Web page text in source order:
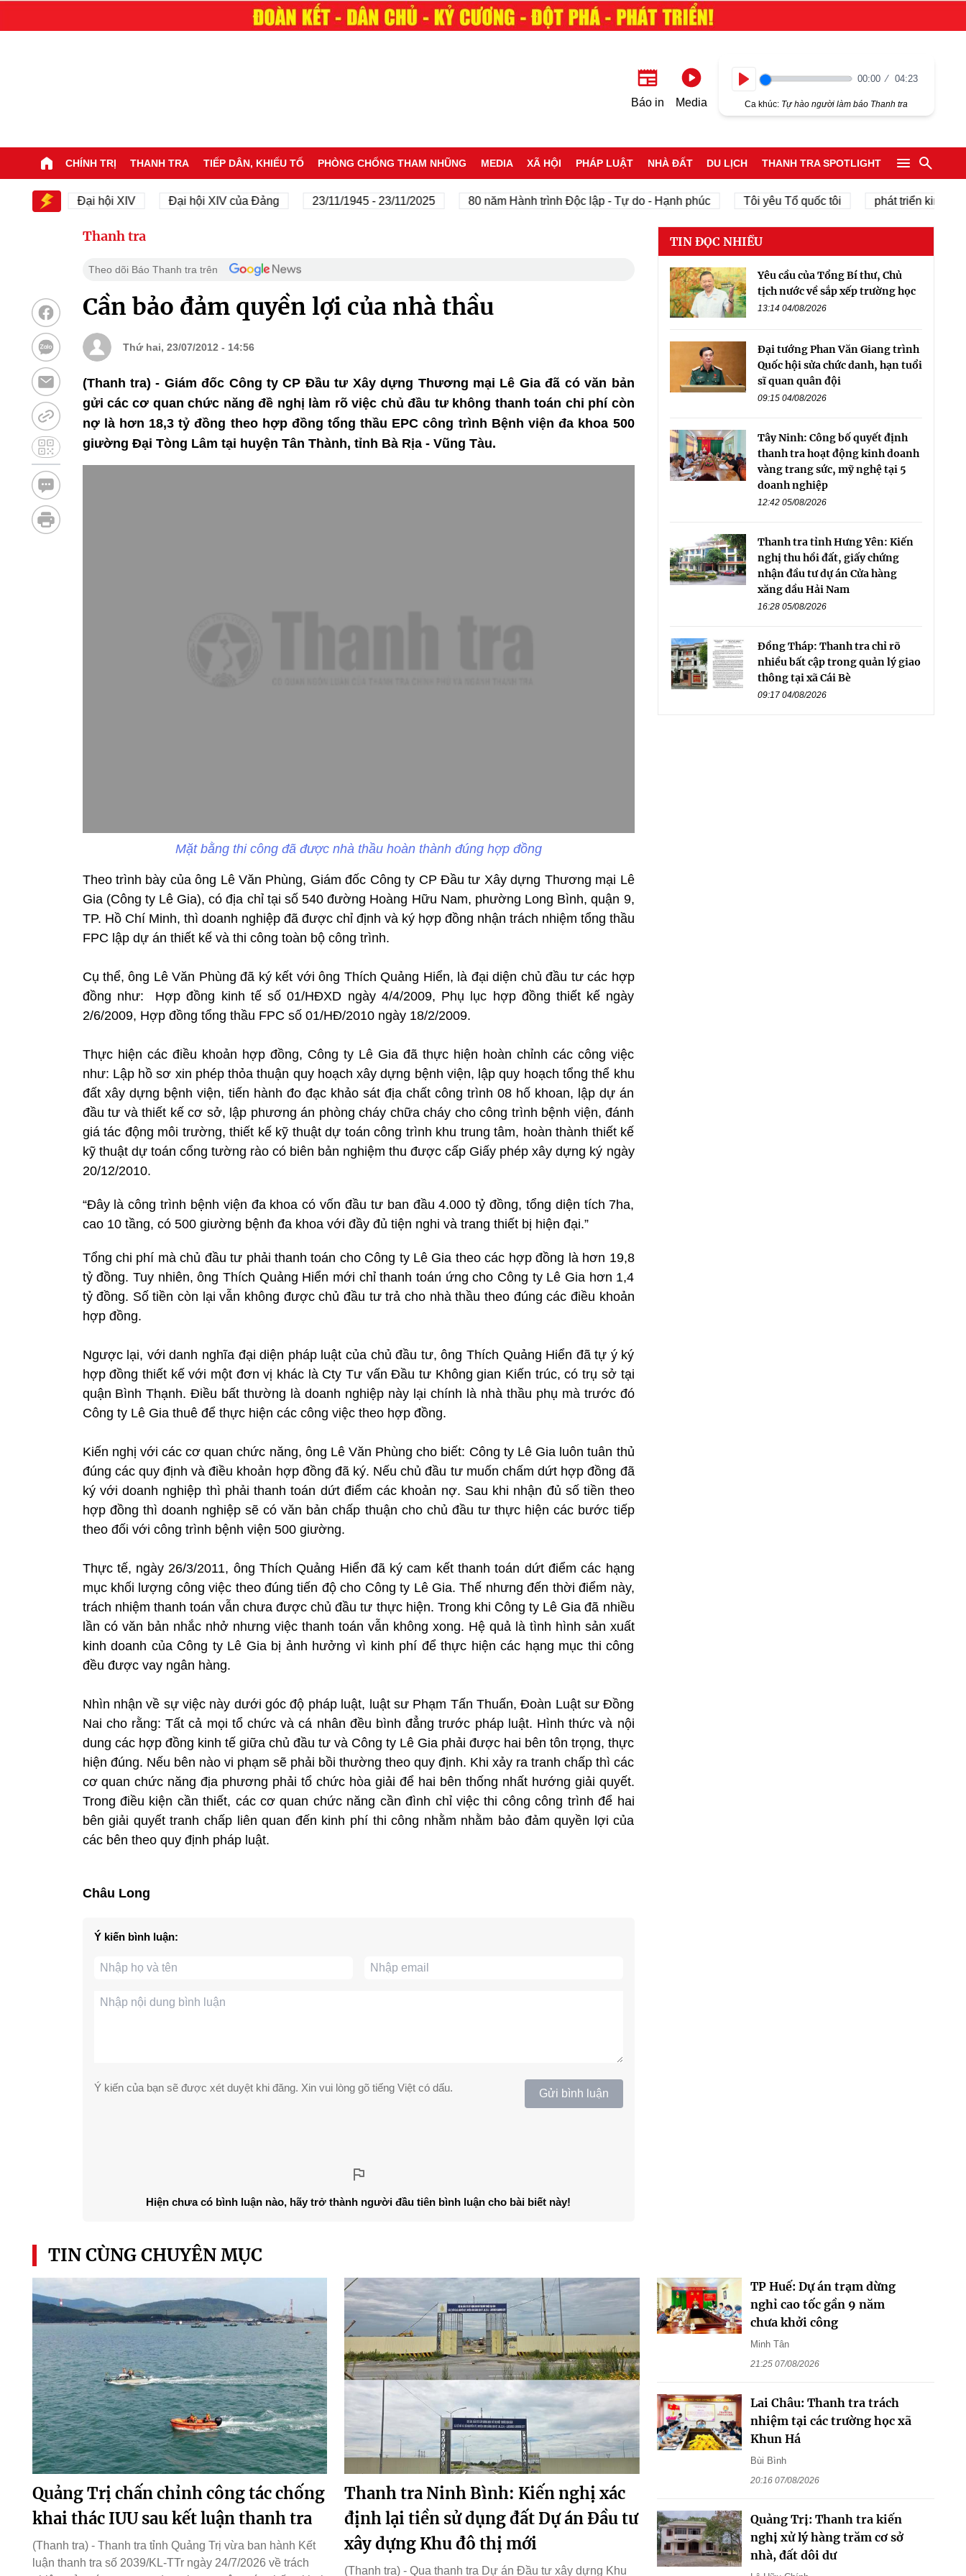
Báo in Media
00:00 04:23
Ca khúc: Tự hào người làm báo Thanh tra
CHÍNH TRỊ THANH TRA TIẾP DÂN, KHIẾU TỐ PHÒNG CHỐNG THAM NHŨNG MEDIA XÃ HỘI PHÁP LUẬT NHÀ ĐẤT DU LỊCH THANH TRA SPOTLIGHT
Đại hội XIV Đại hội XIV của Đảng 23/11/1945 - 23/11/2025 80 năm Hành trình Độc lập - Tự do - Hạnh phúc Tôi yêu Tổ quốc tôi phát triển kinh tế tư
Thanh tra
Theo dõi Báo Thanh tra trên
Cần bảo đảm quyền lợi của nhà thầu
Thứ hai, 23/07/2012 - 14:56
(Thanh tra) - Giám đốc Công ty CP Đầu tư Xây dựng Thương mại Lê Gia đã có văn bản
gửi các cơ quan chức năng đề nghị làm rõ việc chủ đầu tư không thanh toán chi phí còn
nợ là hơn 18,3 tỷ đồng theo hợp đồng tổng thầu EPC công trình Bệnh viện đa khoa 500
giường Đại Tòng Lâm tại huyện Tân Thành, tỉnh Bà Rịa - Vũng Tàu.
Mặt bằng thi công đã được nhà thầu hoàn thành đúng hợp đồng
Theo trình bày của ông Lê Văn Phùng, Giám đốc Công ty CP Đầu tư Xây dựng Thương mại Lê
Gia (Công ty Lê Gia), có địa chỉ tại số 540 đường Hoàng Hữu Nam, phường Long Bình, quận 9,
TP. Hồ Chí Minh, thì doanh nghiệp đã được chỉ định và ký hợp đồng nhận trách nhiệm tổng thầu
FPC lập dự án thiết kế và thi công toàn bộ công trình.
Cụ thể, ông Lê Văn Phùng đã ký kết với ông Thích Quảng Hiển, là đại diện chủ đầu tư các hợp
đồng như: Hợp đồng kinh tế số 01/HĐXD ngày 4/4/2009, Phụ lục hợp đồng thiết kế ngày
2/6/2009, Hợp đồng tổng thầu FPC số 01/HĐ/2010 ngày 18/2/2009.
Thực hiện các điều khoản hợp đồng, Công ty Lê Gia đã thực hiện hoàn chỉnh các công việc
như: Lập hồ sơ xin phép thỏa thuận quy hoạch xây dựng bệnh viện, lập quy hoạch tổng thể khu
đất xây dựng bệnh viện, tiến hành đo đạc khảo sát địa chất công trình 08 hố khoan, lập dự án
đầu tư và thiết kế cơ sở, lập phương án phòng cháy chữa cháy cho công trình bệnh viện, đánh
giá tác động môi trường, thiết kế kỹ thuật dự toán công trình khu trung tâm, hoàn thành thiết kế
kỹ thuật dự toán cổng tường rào có biên bản nghiệm thu được cấp Giấy phép xây dựng ký ngày
20/12/2010.
“Đây là công trình bệnh viện đa khoa có vốn đầu tư ban đầu 4.000 tỷ đồng, tổng diện tích 7ha,
cao 10 tầng, có 500 giường bệnh đa khoa với đầy đủ tiện nghi và trang thiết bị hiện đại.”
Tổng chi phí mà chủ đầu tư phải thanh toán cho Công ty Lê Gia theo các hợp đồng là hơn 19,8
tỷ đồng. Tuy nhiên, ông Thích Quảng Hiển mới chỉ thanh toán ứng cho Công ty Lê Gia hơn 1,4
tỷ đồng. Số tiền còn lại vẫn không được chủ đầu tư trả cho nhà thầu theo đúng các điều khoản
hợp đồng.
Ngược lại, với danh nghĩa đại diện pháp luật của chủ đầu tư, ông Thích Quảng Hiển đã tự ý ký
hợp đồng thiết kế với một đơn vị khác là Cty Tư vấn Đầu tư Không gian Kiến trúc, có trụ sở tại
quận Bình Thạnh. Điều bất thường là doanh nghiệp này lại chính là nhà thầu phụ mà trước đó
Công ty Lê Gia thuê để thực hiện các công việc theo hợp đồng.
Kiến nghị với các cơ quan chức năng, ông Lê Văn Phùng cho biết: Công ty Lê Gia luôn tuân thủ
đúng các quy định và điều khoản hợp đồng đã ký. Nếu chủ đầu tư muốn chấm dứt hợp đồng đã
ký với doanh nghiệp thì phải thanh toán dứt điểm các khoản nợ. Sau khi nhận đủ số tiền theo
hợp đồng thì doanh nghiệp sẽ có văn bản chấp thuận cho chủ đầu tư thực hiện các bước tiếp
theo đối với công trình bệnh viện 500 giường.
Thực tế, ngày 26/3/2011, ông Thích Quảng Hiển đã ký cam kết thanh toán dứt điểm các hạng
mục khối lượng công việc theo đúng tiến độ cho Công ty Lê Gia. Thế nhưng đến thời điểm này,
trách nhiệm thanh toán vẫn chưa được chủ đầu tư thực hiện. Trong khi Công ty Lê Gia đã nhiều
lần có văn bản nhắc nhở nhưng việc thanh toán vẫn không xong. Hệ quả là tình hình sản xuất
kinh doanh của Công ty Lê Gia bị ảnh hưởng vì kinh phí để thực hiện các hạng mục thi công
đều được vay ngân hàng.
Nhìn nhận về sự việc này dưới góc độ pháp luật, luật sư Phạm Tấn Thuấn, Đoàn Luật sư Đồng
Nai cho rằng: Tất cả mọi tổ chức và cá nhân đều bình đẳng trước pháp luật. Hình thức và nội
dung các hợp đồng kinh tế giữa chủ đầu tư và Công ty Lê Gia phải được hai bên tôn trọng, thực
hiện đúng. Nếu bên nào vi phạm sẽ phải bồi thường theo quy định. Khi xảy ra tranh chấp thì các
cơ quan chức năng địa phương phải tổ chức hòa giải để hai bên thống nhất hướng giải quyết.
Trong điều kiện cần thiết, các cơ quan chức năng cần đình chỉ việc thi công công trình để hai
bên giải quyết tranh chấp liên quan đến kinh phí thi công nhằm nhằm bảo đảm quyền lợi của
các bên theo quy định pháp luật.
Châu Long
Ý kiến bình luận:
Ý kiến của bạn sẽ được xét duyệt khi đăng. Xin vui lòng gõ tiếng Việt có dấu. Gửi bình luận
Hiện chưa có bình luận nào, hãy trở thành người đầu tiên bình luận cho bài biết này!
TIN ĐỌC NHIỀU
Yêu cầu của Tổng Bí thư, Chủ
tịch nước về sắp xếp trường học
13:14 04/08/2026
Đại tướng Phan Văn Giang trình
Quốc hội sửa chức danh, hạn tuổi
sĩ quan quân đội
09:15 04/08/2026
Tây Ninh: Công bố quyết định
thanh tra hoạt động kinh doanh
vàng trang sức, mỹ nghệ tại 5
doanh nghiệp
12:42 05/08/2026
Thanh tra tỉnh Hưng Yên: Kiến
nghị thu hồi đất, giấy chứng
nhận đầu tư dự án Cửa hàng
xăng dầu Hải Nam
16:28 05/08/2026
Đồng Tháp: Thanh tra chỉ rõ
nhiều bất cập trong quản lý giao
thông tại xã Cái Bè
09:17 04/08/2026
TIN CÙNG CHUYÊN MỤC
Quảng Trị chấn chỉnh công tác chống
khai thác IUU sau kết luận thanh tra
(Thanh tra) - Thanh tra tỉnh Quảng Trị vừa ban hành Kết
luận thanh tra số 2039/KL-TTr ngày 24/7/2026 về trách
Thanh tra Ninh Bình: Kiến nghị xác
định lại tiền sử dụng đất Dự án Đầu tư
xây dựng Khu đô thị mới
(Thanh tra) - Qua thanh tra Dự án Đầu tư xây dựng Khu
TP Huế: Dự án trạm dừng
nghỉ cao tốc gần 9 năm
chưa khởi công
Minh Tân
21:25 07/08/2026
Lai Châu: Thanh tra trách
nhiệm tại các trường học xã
Khun Há
Bùi Bình
20:16 07/08/2026
Quảng Trị: Thanh tra kiến
nghị xử lý hàng trăm cơ sở
nhà, đất dôi dư